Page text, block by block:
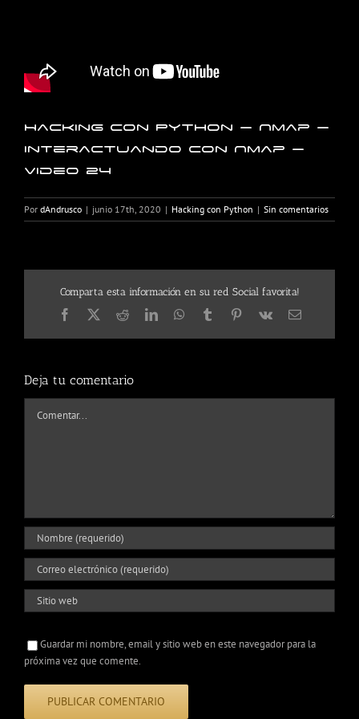
Hacking con Python – Nmap –
Interactuando con Nmap –
Video 24
Por dAndrusco | junio 17th, 2020 | Hacking con Python | Sin comentarios
Comparta esta información en su red Social favorita!
Facebook
X RedditLinkedInWhatsApp
TumblrPinterest
Vk
Correo
Deja tu comentario
Guardar mi nombre, email y sitio web en este navegador para la
próxima vez que comente.